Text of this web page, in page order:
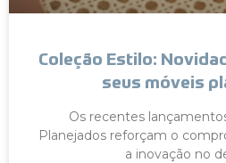
Coleção Estilo:
seus móveis
Os recentes
Planejados reforçam o
a inovação no